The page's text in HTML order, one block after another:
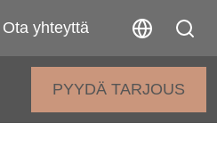
Ota yhteyttä
PYYDÄ TARJOUS